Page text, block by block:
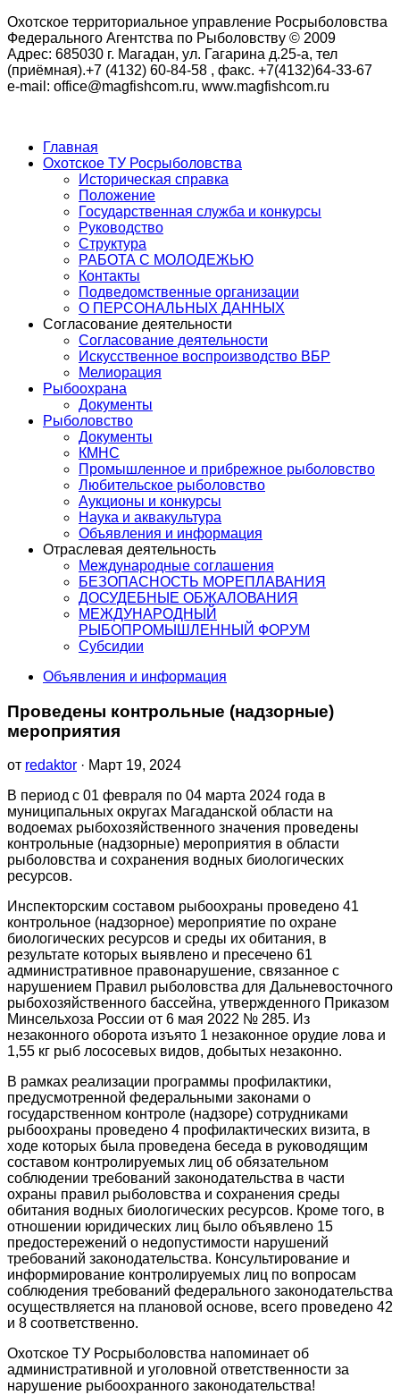
Охотское территориальное управление Росрыболовства
Федерального Агентства по Рыболовству © 2009
Адрес: 685030 г. Магадан, ул. Гагарина д.25-а, тел
(приёмная).+7 (4132) 60-84-58 , факс. +7(4132)64-33-67
e-mail: office@magfishcom.ru, www.magfishcom.ru
Главная
Охотское ТУ Росрыболовства
Историческая справка
Положение
Государственная служба и конкурсы
Руководство
Структура
РАБОТА С МОЛОДЕЖЬЮ
Контакты
Подведомственные организации
О ПЕРСОНАЛЬНЫХ ДАННЫХ
Согласование деятельности
Согласование деятельности
Искусственное воспроизводство ВБР
Мелиорация
Рыбоохрана
Документы
Рыболовство
Документы
КМНС
Промышленное и прибрежное рыболовство
Любительское рыболовство
Аукционы и конкурсы
Наука и аквакультура
Объявления и информация
Отраслевая деятельность
Международные соглашения
БЕЗОПАСНОСТЬ МОРЕПЛАВАНИЯ
ДОСУДЕБНЫЕ ОБЖАЛОВАНИЯ
МЕЖДУНАРОДНЫЙ
РЫБОПРОМЫШЛЕННЫЙ ФОРУМ
Субсидии
Объявления и информация
Проведены контрольные (надзорные)
мероприятия
от redaktor · Март 19, 2024
В период с 01 февраля по 04 марта 2024 года в
муниципальных округах Магаданской области на
водоемах рыбохозяйственного значения проведены
контрольные (надзорные) мероприятия в области
рыболовства и сохранения водных биологических
ресурсов.
Инспекторским составом рыбоохраны проведено 41
контрольное (надзорное) мероприятие по охране
биологических ресурсов и среды их обитания, в
результате которых выявлено и пресечено 61
административное правонарушение, связанное с
нарушением Правил рыболовства для Дальневосточного
рыбохозяйственного бассейна, утвержденного Приказом
Минсельхоза России от 6 мая 2022 № 285. Из
незаконного оборота изъято 1 незаконное орудие лова и
1,55 кг рыб лососевых видов, добытых незаконно.
В рамках реализации программы профилактики,
предусмотренной федеральными законами о
государственном контроле (надзоре) сотрудниками
рыбоохраны проведено 4 профилактических визита, в
ходе которых была проведена беседа в руководящим
составом контролируемых лиц об обязательном
соблюдении требований законодательства в части
охраны правил рыболовства и сохранения среды
обитания водных биологических ресурсов. Кроме того, в
отношении юридических лиц было объявлено 15
предостережений о недопустимости нарушений
требований законодательства. Консультирование и
информирование контролируемых лиц по вопросам
соблюдения требований федерального законодательства
осуществляется на плановой основе, всего проведено 42
и 8 соответственно.
Охотское ТУ Росрыболовства напоминает об
административной и уголовной ответственности за
нарушение рыбоохранного законодательства!